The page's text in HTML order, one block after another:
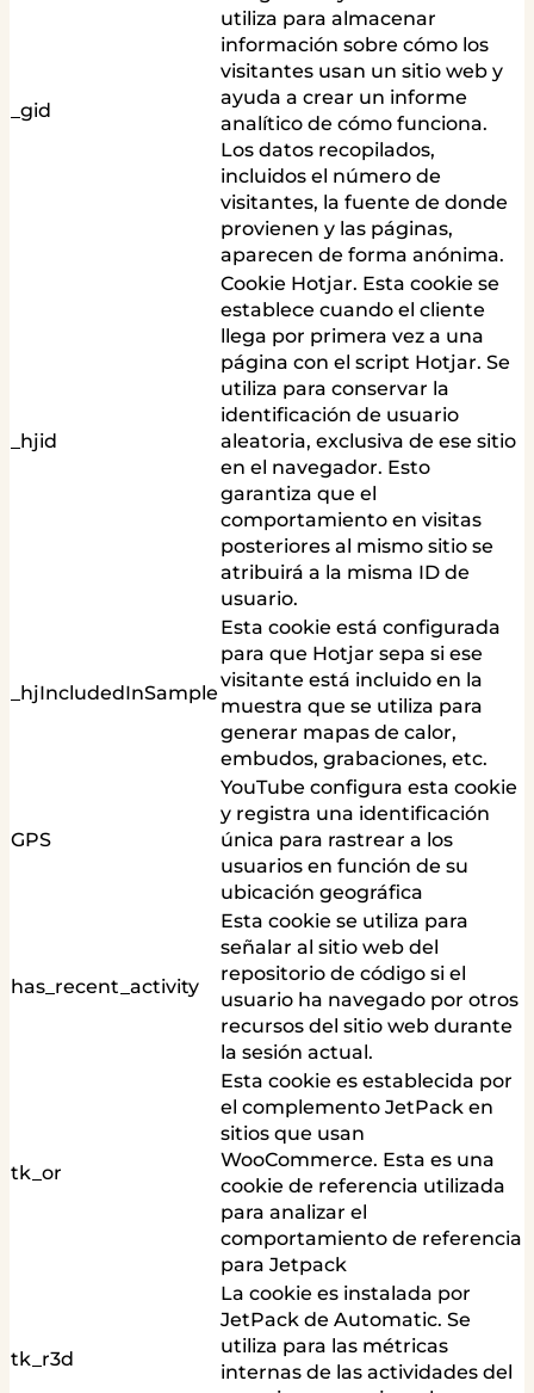
_gid
utiliza para almacenar
información sobre cómo los
visitantes usan un sitio web y
ayuda a crear un informe
analítico de cómo funciona.
Los datos recopilados,
incluidos el número de
visitantes, la fuente de donde
provienen y las páginas,
aparecen de forma anónima.
_hjid
Cookie Hotjar. Esta cookie se
establece cuando el cliente
llega por primera vez a una
página con el script Hotjar. Se
utiliza para conservar la
identificación de usuario
aleatoria, exclusiva de ese sitio
en el navegador. Esto
garantiza que el
comportamiento en visitas
posteriores al mismo sitio se
atribuirá a la misma ID de
usuario.
_hjIncludedInSample
Esta cookie está configurada
para que Hotjar sepa si ese
visitante está incluido en la
muestra que se utiliza para
generar mapas de calor,
embudos, grabaciones, etc.
GPS
YouTube configura esta cookie
y registra una identificación
única para rastrear a los
usuarios en función de su
ubicación geográfica
has_recent_activity
Esta cookie se utiliza para
señalar al sitio web del
repositorio de código si el
usuario ha navegado por otros
recursos del sitio web durante
la sesión actual.
tk_or
Esta cookie es establecida por
el complemento JetPack en
sitios que usan
WooCommerce. Esta es una
cookie de referencia utilizada
para analizar el
comportamiento de referencia
para Jetpack
tk_r3d
La cookie es instalada por
JetPack de Automatic. Se
utiliza para las métricas
internas de las actividades del